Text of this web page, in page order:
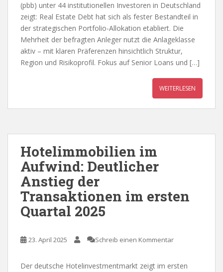
(pbb) unter 44 institutionellen Investoren in Deutschland
zeigt: Real Estate Debt hat sich als fester Bestandteil in
der strategischen Portfolio-Allokation etabliert. Die
Mehrheit der befragten Anleger nutzt die Anlageklasse
aktiv – mit klaren Präferenzen hinsichtlich Struktur,
Region und Risikoprofil. Fokus auf Senior Loans und […]
WEITERLESEN
Hotelimmobilien im
Aufwind: Deutlicher
Anstieg der
Transaktionen im ersten
Quartal 2025
23. April 2025 Schreib einen Kommentar
Der deutsche Hotelinvestmentmarkt zeigt im ersten